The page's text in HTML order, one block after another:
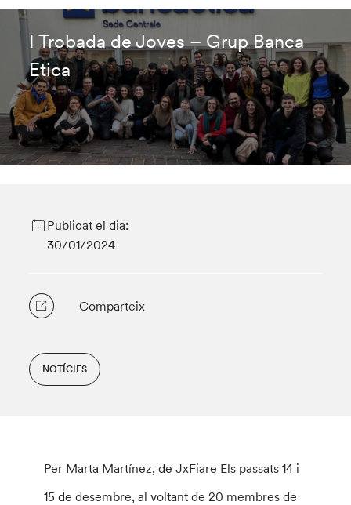
I Trobada de Joves – Grup Banca
Etica
Publicat el dia:
30/01/2024
Comparteix
NOTÍCIES
Per Marta Martínez, deJxFiare Els passats 14 i
15 de desembre, al voltant de 20 membres de